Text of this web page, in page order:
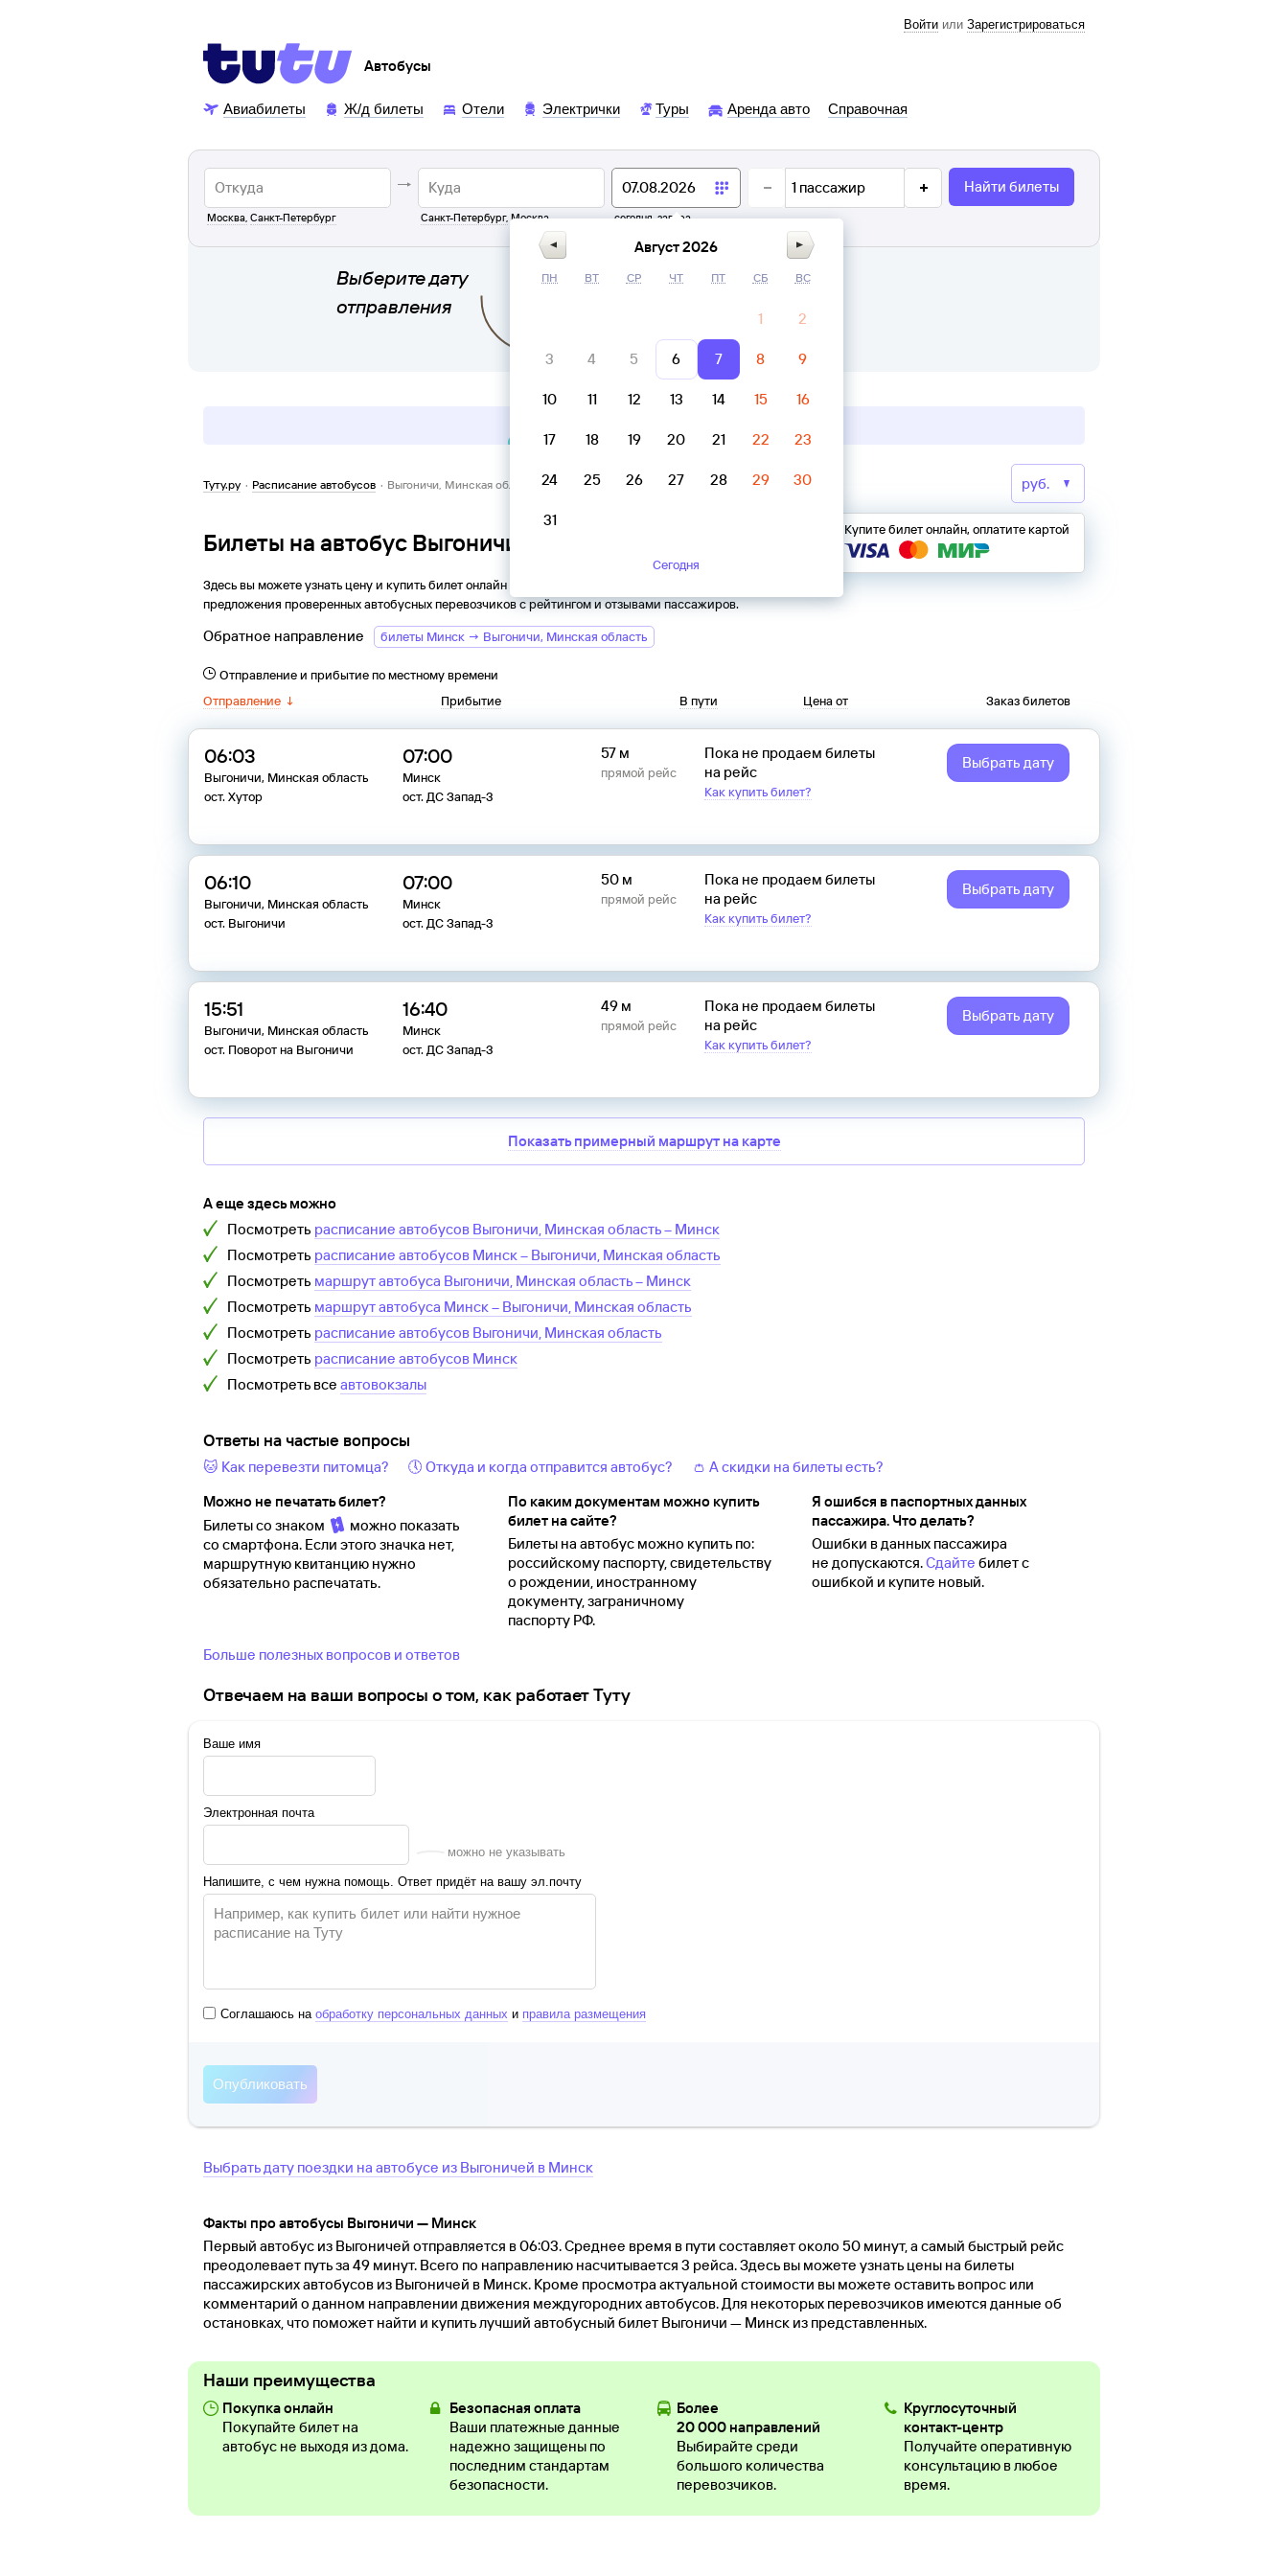
Войти или Зарегистрироваться
Автобусы
Авиабилеты Ж/д билеты Отели Электрички Туры Аренда авто Справочная
Москва, Санкт-Петербург Санкт-Петербург, Москва сегодня, завтра
1 пассажир Найти билеты
Выберите дату
отправления
Туту.ру · Расписание автобусов · Выгоничи, Минская область → Минск
Билеты на автобус Выгоничи, Минская область → Минск
Здесь вы можете узнать цену и купить билет онлайн на автобус из
предложения проверенных автобусных перевозчиков с рейтингом и отзывами пассажиров.
Купите билет онлайн, оплатите картой
Обратное направление билеты Минск → Выгоничи, Минская область
Отправление и прибытие по местному времени
Отправление ↓ Прибытие В пути Цена от Заказ билетов
06:03
Выгоничи, Минская область
ост. Хутор
07:00
Минск
ост. ДС Запад-3
57 м
прямой рейс
Пока не продаем билеты
на рейс
Как купить билет?
Выбрать дату
06:10
Выгоничи, Минская область
ост. Выгоничи
07:00
Минск
ост. ДС Запад-3
50 м
прямой рейс
Пока не продаем билеты
на рейс
Как купить билет?
Выбрать дату
15:51
Выгоничи, Минская область
ост. Поворот на Выгоничи
16:40
Минск
ост. ДС Запад-3
49 м
прямой рейс
Пока не продаем билеты
на рейс
Как купить билет?
Выбрать дату
Показать примерный маршрут на карте
А еще здесь можно
Посмотреть расписание автобусов Выгоничи, Минская область– Минск
Посмотреть расписание автобусов Минск– Выгоничи, Минская область
Посмотреть маршрут автобуса Выгоничи, Минская область– Минск
Посмотреть маршрут автобуса Минск– Выгоничи, Минская область
Посмотреть расписание автобусов Выгоничи, Минская область
Посмотреть расписание автобусов Минск
Посмотреть все автовокзалы
Ответы на частые вопросы
🐱 Как перевезти питомца? 🕔 Откуда и когда отправится автобус?
👛 А скидки на билеты есть?
Можно не печатать билет?
Билеты со знаком
можно показать
со смартфона. Если этого значка нет,
маршрутную квитанцию нужно
обязательно распечатать.
По каким документам можно купить
билет на сайте?
Билеты на автобус можно купить по:
российскому паспорту, свидетельству
о рождении, иностранному
документу, заграничному
паспорту РФ.
Я ошибся в паспортных данных
пассажира. Что делать?
Ошибки в данных пассажира
не допускаются.Сдайте билет с
ошибкой и купите новый.
Больше полезных вопросов и ответов
Отвечаем на ваши вопросы о том, как работает Туту
Ваше имя
Электронная почта
можно не указывать
Напишите, с чем нужна помощь. Ответ придёт на вашу эл.почту
Соглашаюсь на обработку персональных данных и правила размещения
Выбрать дату поездки на автобусе из Выгоничей в Минск
Факты про автобусы Выгоничи — Минск
Первый автобус из Выгоничей отправляется в 06:03. Среднее время в пути составляет около 50 минут, а самый быстрый рейс
преодолевает путь за 49 минут. Всего по направлению насчитывается 3 рейса. Здесь вы можете узнать цены на билеты
пассажирских автобусов из Выгоничей в Минск. Кроме просмотра актуальной стоимости вы можете оставить вопрос или
комментарий о данном направлении движения междугородних автобусов. Для некоторых перевозчиков имеются данные об
остановках, что поможет найти и купить лучший автобусный билет Выгоничи — Минск из представленных.
Наши преимущества
Покупка онлайн
Покупайте билет на
автобус не выходя из дома.
Безопасная оплата
Ваши платежные данные
надежно защищены по
последним стандартам
безопасности.
Более
20 000 направлений
Выбирайте среди
большого количества
перевозчиков.
Круглосуточный
контакт-центр
Получайте оперативную
консультацию в любое
время.
Август 2026
ПН ВТ СР ЧТ ПТ СБ ВС
1 2
3 4 5 6 7 8 9
10 11 12 13 14 15 16
17 18 19 20 21 22 23
24 25 26 27 28 29 30
31
Сегодня